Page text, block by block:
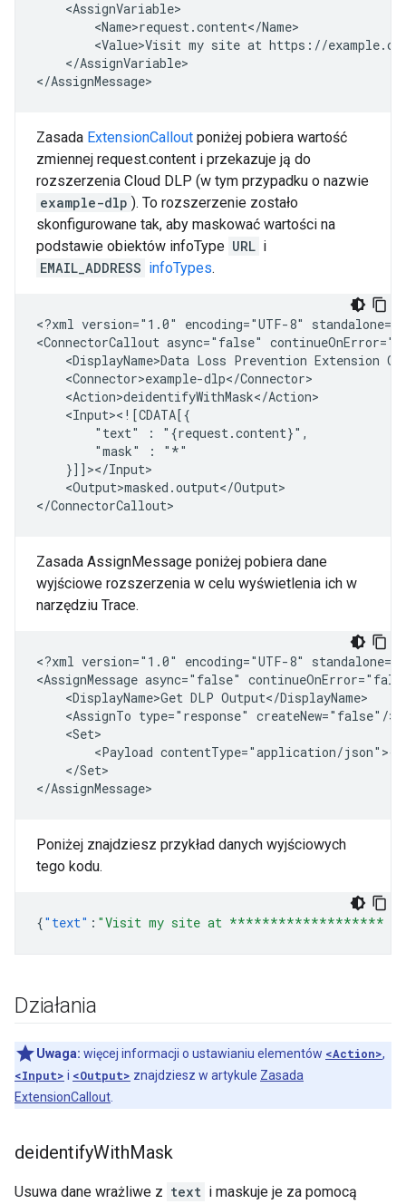
<Value>Visit my site at https://
</AssignVariable>
Zasada ExtensionCallout poniżej pobiera wartość
zmiennej request.content i przekazuje ją do
rozszerzenia Cloud DLP (w tym przypadku o nazwie
example-dlp ). To rozszerzenie zostało
skonfigurowane tak, aby maskować wartości na
podstawie obiektów infoType URL i
EMAIL_ADDRESS infoTypes.
<?xml version="1.0" encoding="UTF-8"
<ConnectorCallout async="false"
<DisplayName>Data Loss Prevention Extension
"text"
:
"mask"
:
<Output>masked.output</Output>
Zasada AssignMessage poniżej pobiera dane
wyjściowe rozszerzenia w celu wyświetlenia ich w
narzędziu Trace.
<?xml version="1.0" encoding="UTF-8"
<AssignMessage async="false"
<DisplayName>Get DLP
<AssignTo type="response"
<Payload
</Set>
Poniżej znajdziesz przykład danych wyjściowych
tego kodu.
{"text" : "Visit my site at *******************
Działania
Uwaga: więcej informacji o ustawianiu elementów <Action>,
<Input> i <Output> znajdziesz w artykule Zasada
ExtensionCallout
deidentifyWithMask
Usuwa dane wrażliwe z text i maskuje je za pomocą